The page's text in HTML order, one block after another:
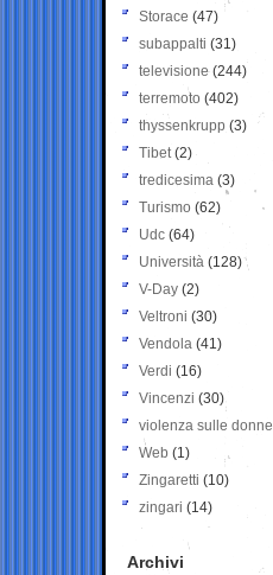
Storace (47)
subappalti (31)
televisione(244)
terremoto (402)
thyssenkrupp (3)
Tibet(2)
tredicesima (3)
Turismo (62)
Udc (64)
Università (128)
V-Day (2)
Veltroni (30)
Vendola (41)
Verdi (16)
Vincenzi (30)
violenza sulle donne
Web (1)
Zingaretti (10)
zingari (14)
Archivi